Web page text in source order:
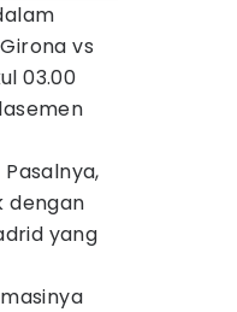
vs
03.00
dengan
yang